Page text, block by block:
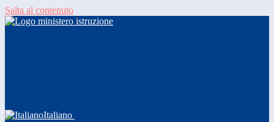
Salta al contenuto
Italiano